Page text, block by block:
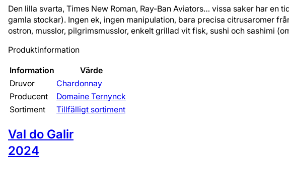
Den lilla svarta, Times New Roman, Ray-Ban Aviators… vissa saker har en
gamla stockar). Ingen ek, ingen manipulation, bara precisa citrusaromer
ostron, musslor, pilgrimsmusslor, enkelt grillad vit fisk, sushi och sashimi
Produktinformation
Information
Värde
Druvor
Chardonnay
Producent
Domaine Ternynck
Sortiment
Tillfälligt sortiment
Val do Galir
2024